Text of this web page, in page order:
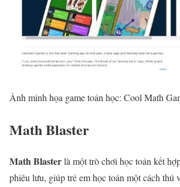
Ảnh minh họa game toán học: Cool Math
Math Blaster
Math Blasterlà một trò chơi học toán kết
phiêu lưu, giúp trẻ em học toán một cách thú